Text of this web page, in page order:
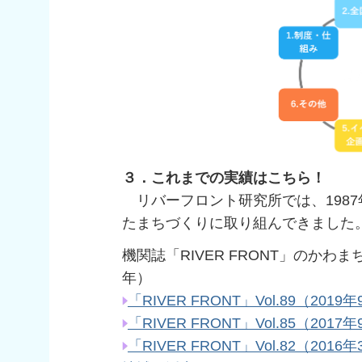
３．これまでの実績はこちら！
リバーフロント研究所では、
たまちづくりに取り組んできまし
機関誌「RIVER FRONT」のかわま
年）
「RIVER FRONT」Vol.89（2019
「RIVER FRONT」Vol.85（2017
「RIVER FRONT」Vol.82（